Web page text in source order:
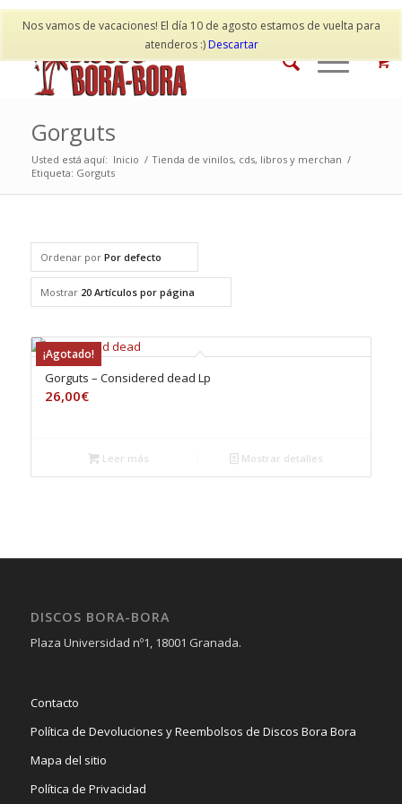
Nos vamos de vacaciones! El día 10 de agosto estamos de vuelta para
atenderos :)Descartar
Mi cuenta Contacto
Gorguts
Usted está aquí: Inicio / Tienda de vinilos, cds, libros y merchan /
Etiqueta: Gorguts
Ordenar por Por defecto
Mostrar 20 Artículos por página
¡Agotado!
Gorguts – Considered dead Lp
26,00€
Leer más Mostrar detalles
DISCOS BORA-BORA
Plaza Universidad nº1, 18001 Granada.
Contacto
Política de Devoluciones y Reembolsos de Discos Bora Bora
Mapa del sitio
Política de Privacidad